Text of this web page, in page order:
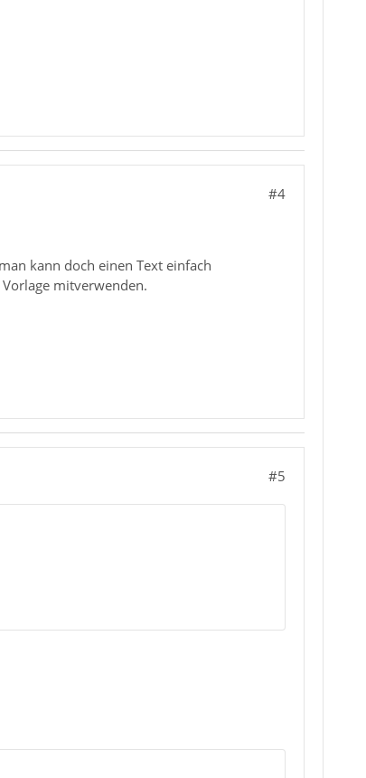
#4
kann doch einen Text einfach
mitverwenden.
#5